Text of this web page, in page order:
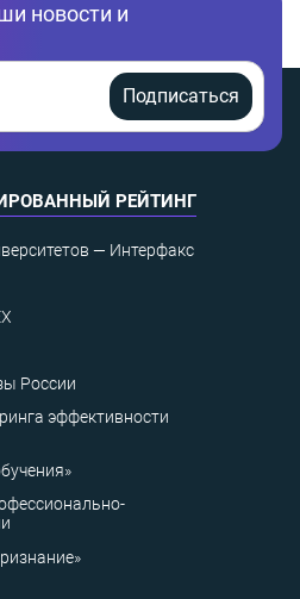
новости и
Подписаться
РЕЙТИНГ
— Интерфакс
России
эффективности